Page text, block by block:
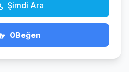
Şimdi Ara
0Beğen